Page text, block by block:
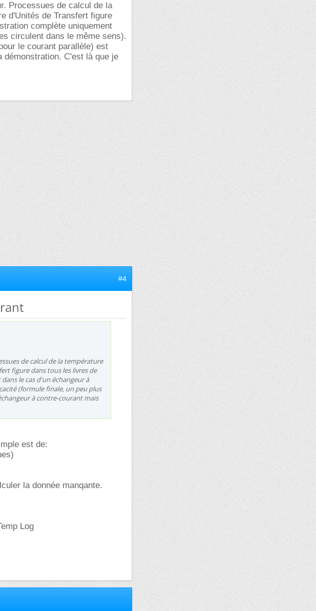
Processues de calcul de la
d'Unités de Transfert figure
complète uniquement
circulent dans le même sens).
le courant parallèle) est
démonstration. C'est là que je
#4
de calcul de la température
figure dans tous les livres de
le cas d'un échangeur à
(formule finale, un peu plus
à contre-courant mais
est de:
la donnée manqante.
Log